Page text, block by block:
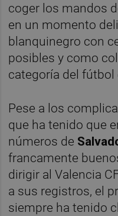
coger los mandos
en un momento
blanquinegro con
posibles y como
categoría del fútbol
Pese a los
que ha tenido que
números de
francamente
dirigir al Valencia
a sus registros, el
siempre ha tenido